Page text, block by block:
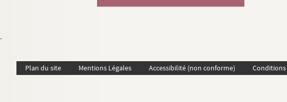
.
Plan du site Mentions Légales Accessibilité (non conforme)